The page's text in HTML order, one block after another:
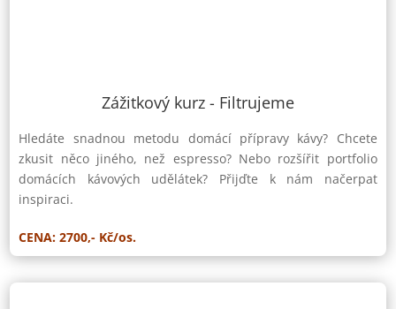
Zážitkový kurz - Filtrujeme
Hledáte snadnou metodu domácí přípravy kávy? Chcete
zkusit něco jiného, než espresso? Nebo rozšířit portfolio
domácích kávových udělátek? Přijďte k nám načerpat
inspiraci.
CENA: 2700,- Kč/os.